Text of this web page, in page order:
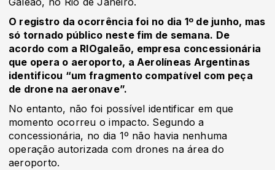
O registro da ocorrência foi no dia 1º de junho, mas
só tornado público neste fim de semana. De
acordo com a RIOgaleão, empresa concessionária
que opera o aeroporto, a Aerolíneas Argentinas
identificou “um fragmento compatível com peça
de drone na aeronave”.
No entanto, não foi possível identificar em que
momento ocorreu o impacto. Segundo a
concessionária, no dia 1º não havia nenhuma
operação autorizada com drones na área do
aeroporto.